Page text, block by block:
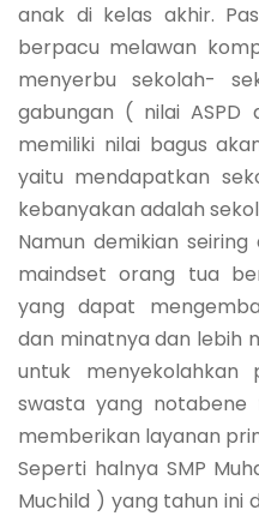
anak di kelas akhir.
berpacu melawan
menyerbu sekolah-
gabungan ( nilai ASPD
memiliki nilai bagus
yaitu mendapatkan
kebanyakan adalah
Namun demikian
maindset orang tua
yang dapat
dan minatnya dan lebih
untuk
swasta yang notabene
memberikan layanan
Seperti halnya SMP
Muchild ) yang tahun ini